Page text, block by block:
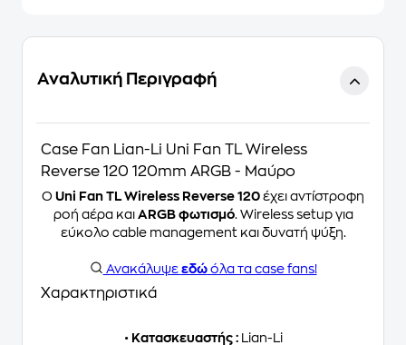
Αναλυτική Περιγραφή
Case Fan Lian-Li Uni Fan TL Wireless
Reverse 120 120mm ARGB - Μαύρο
Ο Uni Fan TL Wireless Reverse 120 έχει αντίστροφη
ροή αέρα και ARGB φωτισμό. Wireless setup για
εύκολο cable management και δυνατή ψύξη.
Ανακάλυψε εδώόλα τα case fans!
Χαρακτηριστικά
•Κατασκευαστής :Lian-Li